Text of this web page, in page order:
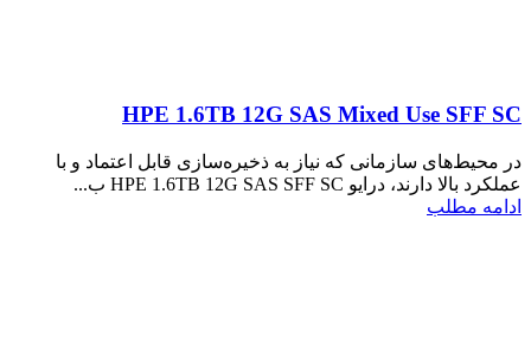
HPE 1.6TB 12G SAS Mixed Use SFF SC
در محیط‌های سازمانی که نیاز به ذخیره‌سازی قابل اعتماد و با
عملکرد بالا دارند، درایو HPE 1.6TB 12G SAS SFF SC ب...
ادامه مطلب